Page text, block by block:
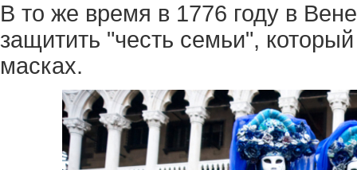
В то же время в 1776 году в
защитить "честь семьи",
масках.